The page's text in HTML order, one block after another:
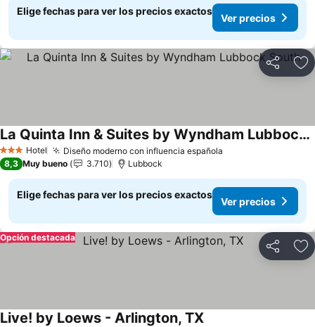
Elige fechas para ver los precios exactos
Ver precios
Compartir
3 Estrellas
Hotel Diseño moderno con influencia española
La Quinta Inn & Suites by Wyndham Lubbock South
8,3 Muy bueno 3.710 Lubbock
Elige fechas para ver los precios exactos
Ver precios
Compartir
Opción destacada
Live! by Loews - Arlington, TX